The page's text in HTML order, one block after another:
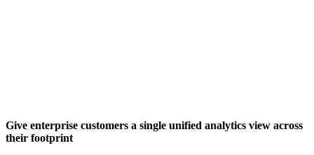
Give enterprise customers a single unified analytics view across
their footprint